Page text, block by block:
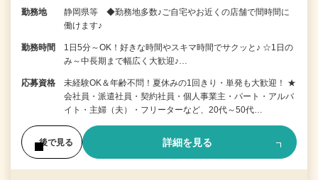
勤務地
静岡県等 ◆勤務地多数♪ご自宅やお近くの店舗で間時間に
働けます♪
勤務時間
1日5分～OK！好きな時間やスキマ時間でサクッと♪ ☆1日の
み～中長期まで幅広く大歓迎♪…
応募資格
未経験OK＆年齢不問！夏休みの1回きり・単発も大歓迎！ ★
会社員・派遣社員・契約社員・個人事業主・パート・アルバ
イト・主婦（夫）・フリーターなど、20代～50代…
後で見る 詳細を見る